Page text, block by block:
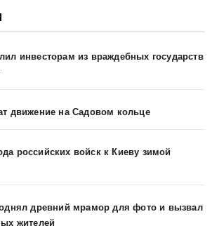
инвесторам из враждебных государств
движение на Садовом кольце
российских войск к Киеву зимой
древний мрамор для фото и вызвал
жителей